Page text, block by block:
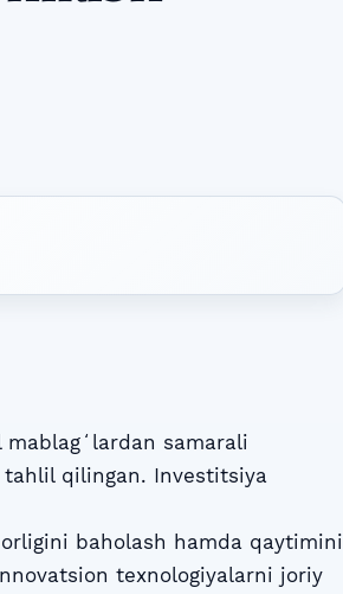
samarali
qilingan. Investitsiya
baholash hamda qaytimini
texnologiyalarni joriy